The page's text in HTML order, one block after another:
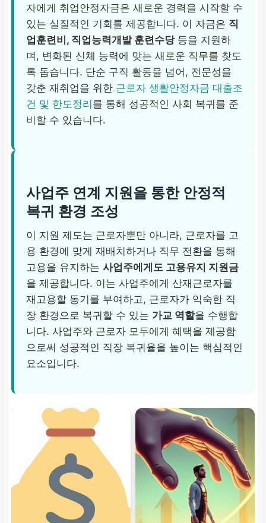
자에게 취업안정자금은 새로운 경력을 시작할 수
있는 실질적인 기회를 제공합니다. 이 자금은 직
업훈련비, 직업능력개발 훈련수당등을 지원하
며, 변화된 신체 능력에 맞는 새로운 직무를 찾도
록 돕습니다. 단순 구직 활동을 넘어, 전문성을
갖춘 재취업을 위한 근로자 생활안정자금 대출조
건 및 한도정리를 통해 성공적인 사회 복귀를 준
비할 수 있습니다.
사업주 연계 지원을 통한 안정적
복귀 환경 조성
이 지원 제도는 근로자뿐만 아니라, 근로자를 고
용 환경에 맞게 재배치하거나 직무 전환을 통해
고용을 유지하는 사업주에게도 고용유지 지원금
을 제공합니다. 이는 사업주에게 산재근로자를
재고용할 동기를 부여하고, 근로자가 익숙한 직
장 환경으로 복귀할 수 있는 가교 역할을 수행합
니다. 사업주와 근로자 모두에게 혜택을 제공함
으로써 성공적인 직장 복귀율을 높이는 핵심적인
요소입니다.